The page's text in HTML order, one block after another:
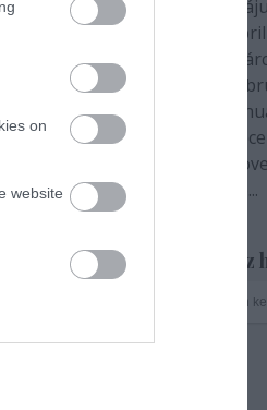
on
website
2020
2020
2020
2020
2020
2019
2019
...